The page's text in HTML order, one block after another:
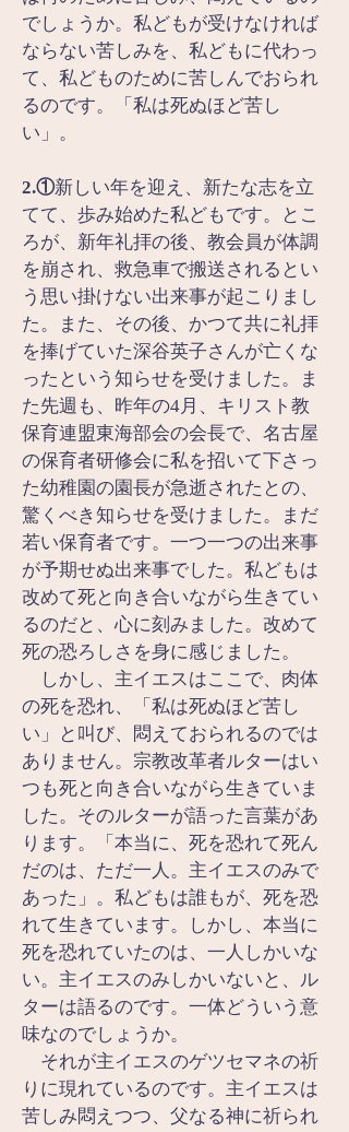
でしょうか。私どもが受けなければ
ならない苦しみを、私どもに代わっ
て、私どものために苦しんでおられ
るのです。「私は死ぬほど苦し
い」。
2.①新しい年を迎え、新たな志を立
てて、歩み始めた私どもです。とこ
ろが、新年礼拝の後、教会員が体調
を崩され、救急車で搬送されるとい
う思い掛けない出来事が起こりまし
た。また、その後、かつて共に礼拝
を捧げていた深谷英子さんが亡くな
ったという知らせを受けました。ま
た先週も、昨年の4月、キリスト教
保育連盟東海部会の会長で、名古屋
の保育者研修会に私を招いて下さっ
た幼稚園の園長が急逝されたとの、
驚くべき知らせを受けました。まだ
若い保育者です。一つ一つの出来事
が予期せぬ出来事でした。私どもは
改めて死と向き合いながら生きてい
るのだと、心に刻みました。改めて
死の恐ろしさを身に感じました。
しかし、主イエスはここで、肉体
の死を恐れ、「私は死ぬほど苦し
い」と叫び、悶えておられるのでは
ありません。宗教改革者ルターはい
つも死と向き合いながら生きていま
した。そのルターが語った言葉があ
ります。「本当に、死を恐れて死ん
だのは、ただ一人。主イエスのみで
あった」。私どもは誰もが、死を恐
れて生きています。しかし、本当に
死を恐れていたのは、一人しかいな
い。主イエスのみしかいないと、ル
ターは語るのです。一体どういう意
味なのでしょうか。
それが主イエスのゲツセマネの祈
りに現れているのです。主イエスは
苦しみ悶えつつ、父なる神に祈られ